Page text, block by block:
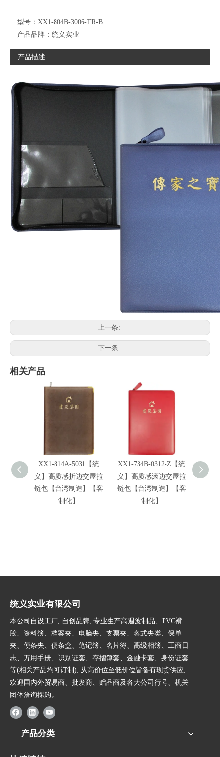
型号： XX1-804B-3006-TR-B
产品品牌： 统义实业
产品描述
上一条:
下一条:
相关产品
XX1-814A-5031【统
义】高质感折边交屋拉
链包【台湾制造】【客
制化】
XX1-734B-0312-Z【统
义】高质感滚边交屋拉
链包【台湾制造】【客
制化】
义】
统义实业有限公司
本公司自设工厂, 自创品牌, 专业生产高週波制品、PVC褙
胶、资料簿、档案夹、电脑夹、支票夹、各式夹类、保单
夹、便条夹、便条盒、笔记簿、名片簿、高级相簿、工商日
志、万用手册、识别证套、存摺簿套、金融卡套、身份证套
等(相关产品均可订制), 从高价位至低价位皆备有现货供应,
欢迎国内外贸易商、批发商、赠品商及各大公司行号、机关
团体洽询採购。
产品分类